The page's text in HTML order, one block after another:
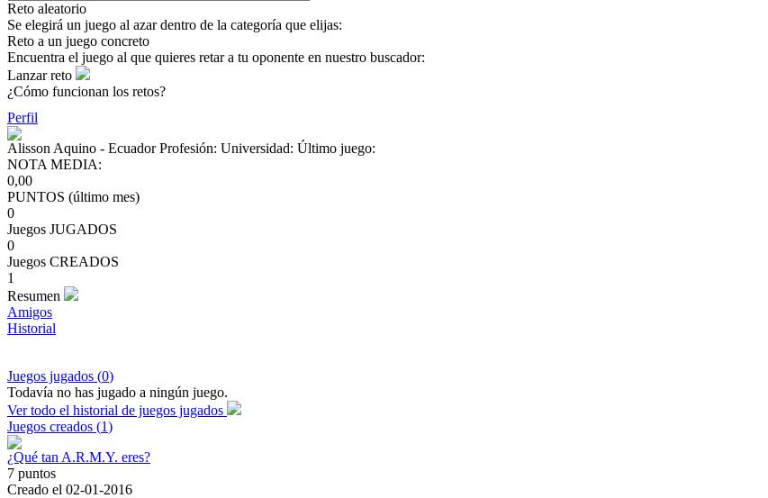
Reto aleatorio
Se elegirá un juego al azar dentro de la categoría que elijas:
Reto a un juego concreto
Encuentra el juego al que quieres retar a tu oponente en nuestro buscador:
Lanzar reto
¿Cómo funcionan los retos?
Perfil
Alisson Aquino - Ecuador Profesión: Universidad: Último juego:
NOTA MEDIA:
0,00
PUNTOS (último mes)
0
Juegos JUGADOS
0
Juegos CREADOS
1
Resumen
Amigos
Historial
Juegos jugados (0)
Todavía no has jugado a ningún juego.
Ver todo el historial de juegos jugados
Juegos creados (1)
¿Qué tan A.R.M.Y. eres?
7 puntos
Creado el 02-01-2016